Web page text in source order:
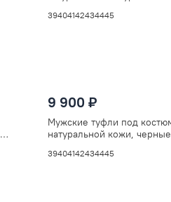
39404142434445
9 900 ₽
Мужские туфли под
натуральной кожи,
39404142434445